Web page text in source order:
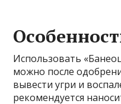
Использовать
можно после
вывести угри и
рекомендуется